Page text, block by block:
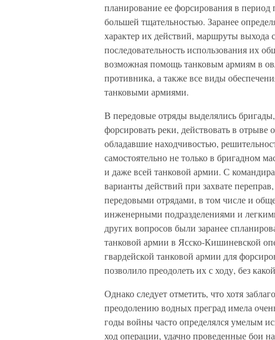
планирование ее форсирования в период
большей тщательностью. Заранее
характер их действий, маршруты выхода
последовательность использования их
возможная помощь танковым армиям в
противника, а также все виды
танковыми армиями.
В передовые отряды выделялись
форсировать реки, действовать в
обладавшие находчивостью,
самостоятельно не только в бригадном
и даже всей танковой армии. С
варианты действий при захвате
передовыми отрядами, в том числе и
инженерными подразделениями и
других вопросов были заранее
танковой армии в Ясско-Кишиневской
гвардейской танковой армии для
позволило преодолеть их с ходу, без
Однако следует отметить, что хотя
преодолению водных преград имела
годы войны часто определялся умелым
ход операции, удачно проведенные бои